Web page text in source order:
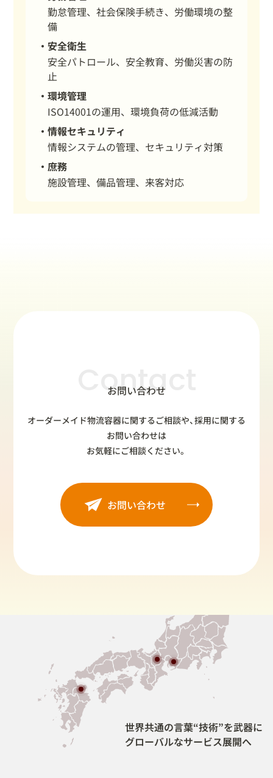
勤怠管理、社会保険手続き、労働環境の整
備
安全衛生
安全パトロール、安全教育、労働災害の防
止
環境管理
ISO14001の運用、環境負荷の低減活動
情報セキュリティ
情報システムの管理、セキュリティ対策
庶務
施設管理、備品管理、来客対応
Contact
お問い合わせ
オーダーメイド物流容器に関するご相談や、採用に関する
お問い合わせは
お気軽にご相談ください。
お問い合わせ
世界共通の言葉“技術”を武器に
グローバルなサービス展開へ